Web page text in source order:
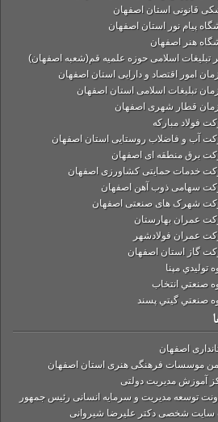
استان اصفهان
پیام نور استان اصفهان
هنر اصفهان
اسلامی حوزه علمیه قم(شعبه اصفهان)
امور اقتصاد و دارایی استان اصفهان
تبلیغات اسلامی استان اصفهان
قطار شهری اصفهان
مباركه
و فاضلاب روستایی استان اصفهان
منطقه ای اصفهان
حمایتی کشاورزی اصفهان
ذوب آهن اصفهان
های صنعتی اصفهان
بهارستان
فولادشهر
استان اصفهان
مپنا
انتخاب
گيتي پسند
اصفهان
موسسات فرهنگی هنری استان اصفهان
مدیریت دولتی
توسعه مدیریت و سرمایه انسانی رئیس جمهور
شخصی دکتر علیرضا شیروانی